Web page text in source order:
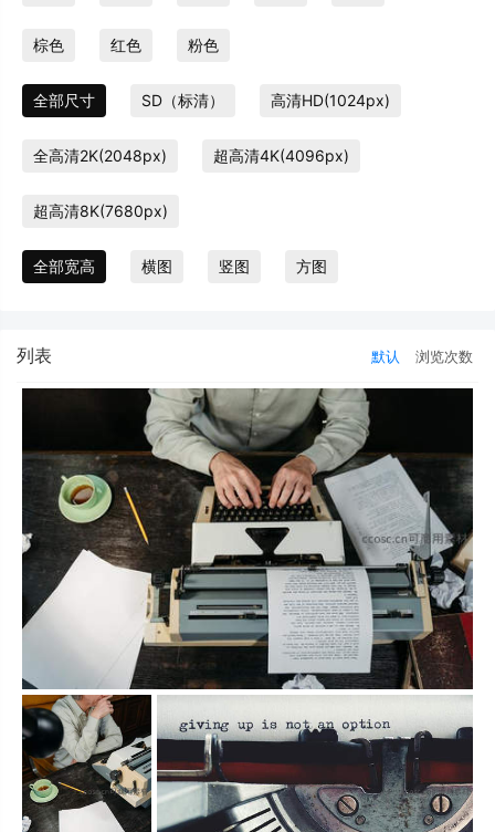
棕色 红色 粉色
全部尺寸 SD（标清） 高清HD(1024px)
全高清2K(2048px) 超高清4K(4096px)
超高清8K(7680px)
全部宽高 横图 竖图 方图
列表 默认 浏览次数